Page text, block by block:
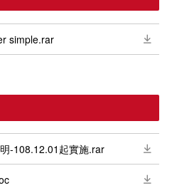
simple.rar
-108.12.01起實施.rar